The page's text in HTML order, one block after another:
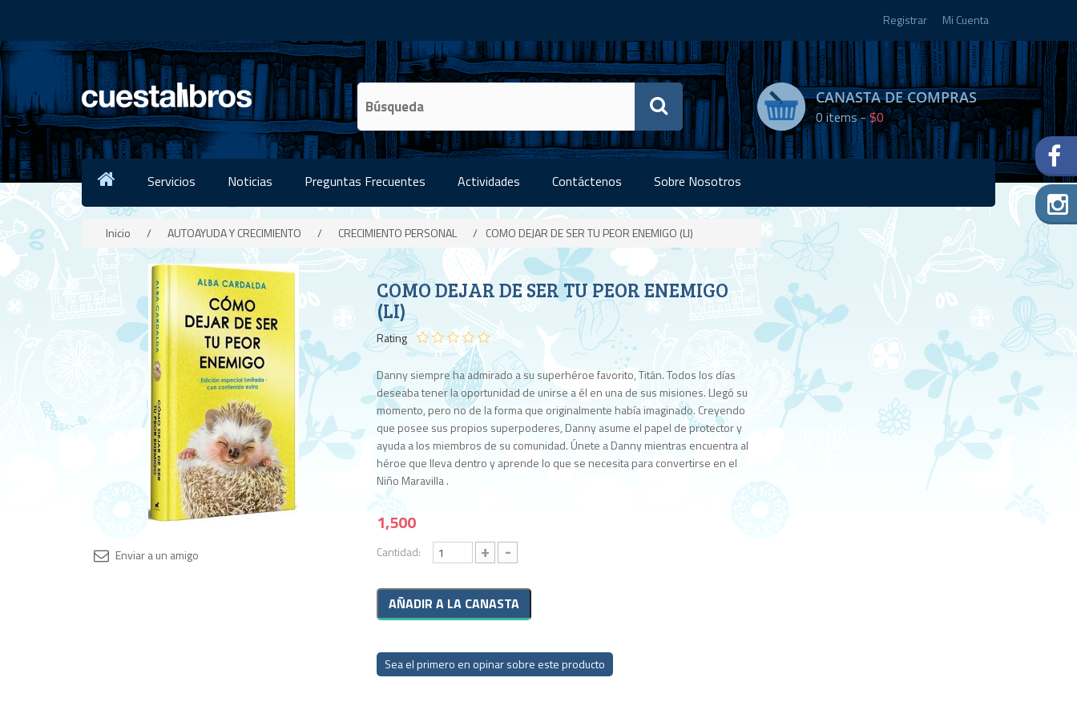
Registrar Mi Cuenta
CANASTA DE COMPRAS
0items -$0
Servicios Noticias Preguntas Frecuentes Actividades Contáctenos Sobre Nosotros
Inicio / AUTOAYUDA Y CRECIMIENTO / CRECIMIENTO PERSONAL / COMO DEJAR DE SER TU PEOR ENEMIGO (LI)
COMO DEJAR DE SER TU PEOR ENEMIGO
(LI)
Rating
Danny siempre ha admirado a su superhéroe favorito, Titán. Todos los días
deseaba tener la oportunidad de unirse a él en una de sus misiones. Llegó su
momento, pero no de la forma que originalmente había imaginado. Creyendo
que posee sus propios superpoderes, Danny asume el papel de protector y
ayuda a los miembros de su comunidad. Únete a Danny mientras encuentra al
héroe que lleva dentro y aprende lo que se necesita para convertirse en el
Niño Maravilla .
Disponibilidad:
stock
1,500
Cantidad: + -
Sea el primero en opinar sobre este producto